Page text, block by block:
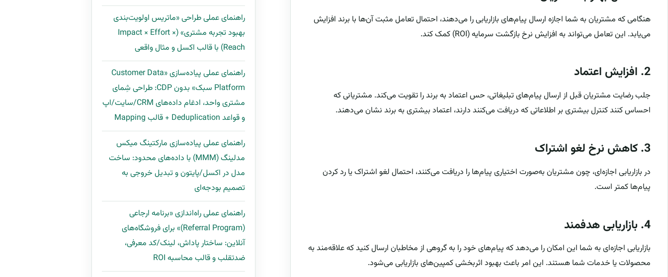
هنگامی که مشتریان به شما اجازه ارسال پیام‌های بازاریابی را می‌دهند، احتمال تعامل مثبت آن‌ها با برند افزایش
می‌یابد. این تعامل می‌تواند به افزایش نرخ بازگشت سرمایه (ROI) کمک کند.
2. افزایش اعتماد
جلب رضایت مشتریان قبل از ارسال پیام‌های تبلیغاتی، حس اعتماد به برند را تقویت می‌کند. مشتریانی که
احساس کنند کنترل بیشتری بر اطلاعاتی که دریافت می‌کنند دارند، اعتماد بیشتری به برند نشان می‌دهند.
3. کاهش نرخ لغو اشتراک
در بازاریابی اجازه‌ای، چون مشتریان به‌صورت اختیاری پیام‌ها را دریافت می‌کنند، احتمال لغو اشتراک یا رد کردن
پیام‌ها کمتر است.
4. بازاریابی هدفمند
بازاریابی اجازه‌ای به شما این امکان را می‌دهد که پیام‌های خود را به گروهی از مخاطبان ارسال کنید که علاقه‌مند به
محصولات یا خدمات شما هستند. این امر باعث بهبود اثربخشی کمپین‌های بازاریابی می‌شود.
راهنمای عملی طراحی «ماتریس اولویت‌بندی
بهبود تجربه مشتری» (Impact × Effort ×
Reach) با قالب اکسل و مثال واقعی
راهنمای عملی پیاده‌سازی «Customer Data
Platform سبک» بدون CDP: طراحی شِمای
مشتری واحد، ادغام داده‌های CRM/سایت/اپ
و قواعد Deduplication + قالب Mapping
راهنمای عملی پیاده‌سازی مارکتینگ میکس
مدلینگ (MMM) با داده‌های محدود: ساخت
مدل در اکسل/پایتون و تبدیل خروجی به
تصمیم بودجه‌ای
راهنمای عملی راه‌اندازی «برنامه ارجاعی
(Referral Program)» برای فروشگاه‌های
آنلاین: ساختار پاداش، لینک/کد معرفی،
ضدتقلب و قالب محاسبه ROI